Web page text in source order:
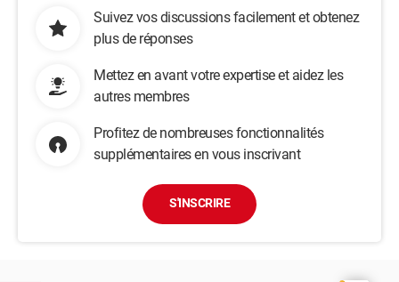
Suivez vos discussions facilement et obtenez
plus de réponses
Mettez en avant votre expertise et aidez les
autres membres
Profitez de nombreuses fonctionnalités
supplémentaires en vous inscrivant
S'INSCRIRE